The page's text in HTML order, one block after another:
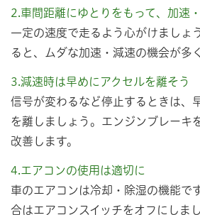
2.車間距離にゆとりをもって、加速
一定の速度で走るよう心がけましょ
ると、ムダな加速・減速の機会が多
3.減速時は早めにアクセルを離そう
信号が変わるなど停止するときは、
を離しましょう。エンジンブレーキ
改善します。
4.エアコンの使用は適切に
車のエアコンは冷却・除湿の機能で
合はエアコンスイッチをオフにしま